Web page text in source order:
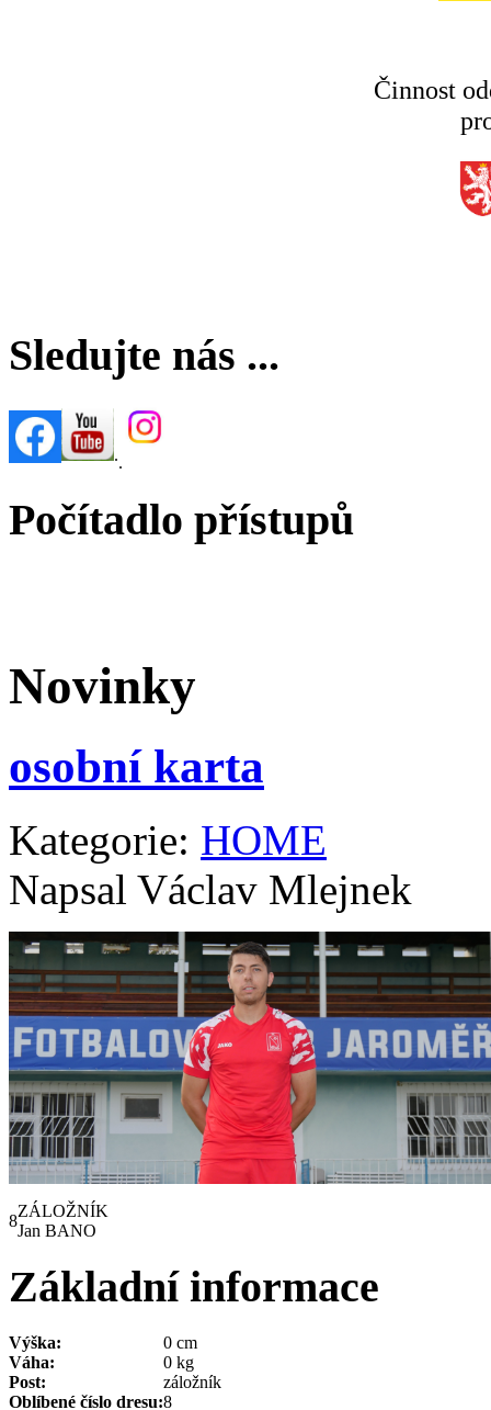
Činnost
Sledujte nás ...
..
Počítadlo přístupů
Novinky
osobní karta
Kategorie: HOME
Napsal Václav Mlejnek
8
ZÁLOŽNÍK
Jan BANO
Základní informace
Výška:
0 cm
Váha:
0 kg
Post:
záložník
Oblíbené číslo dresu:8